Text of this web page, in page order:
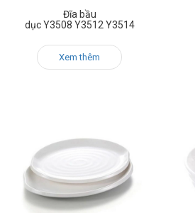
Đĩa bầu
dục Y3508 Y3512 Y3514
Xem thêm